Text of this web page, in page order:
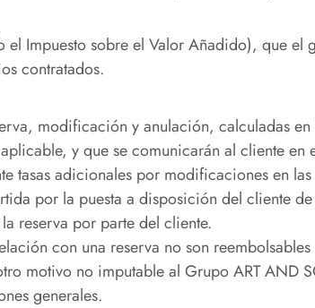
Impuesto sobre el Valor Añadido), que el
contratados.
modificación y anulación, calculadas
y que se comunicarán al cliente en
tasas adicionales por modificaciones en
por la puesta a disposición del cliente
reserva por parte del cliente.
con una reserva no son
motivo no imputable al Grupo ART AND
generales.